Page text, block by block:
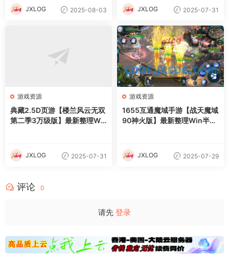
地注册+加解密工具+运维后台
+管理后台+代理后台+CDK授
JXLOG 2025-08-03
+视频教程
JXLOG 2025-07-31
游戏资源
典藏2.5D页游【楼兰风云无双
第二季3万级版】最新整理Wi
JXLOG 2025-07-31
游戏资源
1655互通魔域手游【战天魔域
90神火版】最新整理Win半手
频教程JXLOG 2025-07-29
评论 0
请先 登录